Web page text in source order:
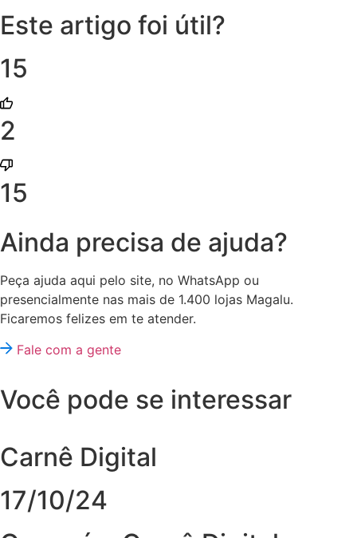
Este artigo foi útil?
15
2
15
Ainda precisa de ajuda?
Peça ajuda aqui pelo site, no WhatsApp ou
presencialmente nas mais de 1.400 lojas Magalu.
Ficaremos felizes em te atender.
Fale com a gente
Você pode se interessar
Carnê Digital
17/10/24